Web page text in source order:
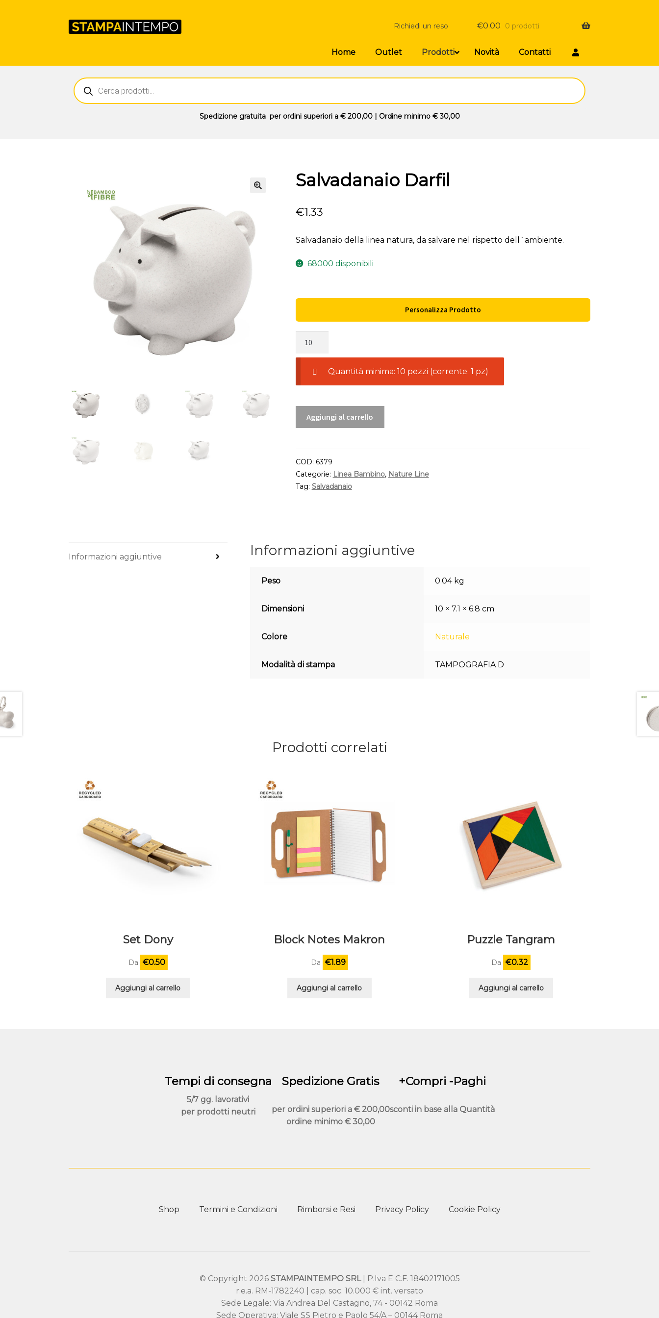
Richiedi un reso €0.00 0 prodotti
Home Outlet Prodotti Novità Contatti
Ricerca
prodotti
Spedizione gratuitaper ordini superiori a € 200,00| Ordine minimo € 30,00
Salvadanaio Darfil
€1.33
Salvadanaio della linea natura, da salvare nel rispetto dell´ambiente.
68000 disponibili
Personalizza Prodotto
Quantità minima: 10 pezzi (corrente: 1 pz)
Aggiungi al carrello
COD: 6379
Categorie: Linea Bambino, Nature Line
Tag: Salvadanaio
Informazioni aggiuntive Informazioni aggiuntive
Peso 0.04 kg
Dimensioni 10 × 7.1 × 6.8 cm
Colore Naturale
Modalità di stampa TAMPOGRAFIA D
Prodotti correlati
Set Dony
Da €0.50
Aggiungi al carrello
Block Notes Makron
Da €1.89
Aggiungi al carrello
Puzzle Tangram
Da €0.32
Aggiungi al carrello
Tempi di consegna
5/7 gg. lavorativi
per prodotti neutri
Spedizione Gratis
per ordini superiori a € 200,00
ordine minimo€ 30,00
+Compri -Paghi
sconti in base alla Quantità
Shop Termini e Condizioni Rimborsi e Resi Privacy Policy Cookie Policy
© Copyright 2026 STAMPAINTEMPO SRL| P.Iva E C.F. 18402171005
r.e.a. RM-1782240 | cap. soc. 10.000 € int. versato
Sede Legale: Via Andrea Del Castagno, 74 - 00142 Roma
Sede Operativa: Viale SS Pietro e Paolo 54/A – 00144 Roma